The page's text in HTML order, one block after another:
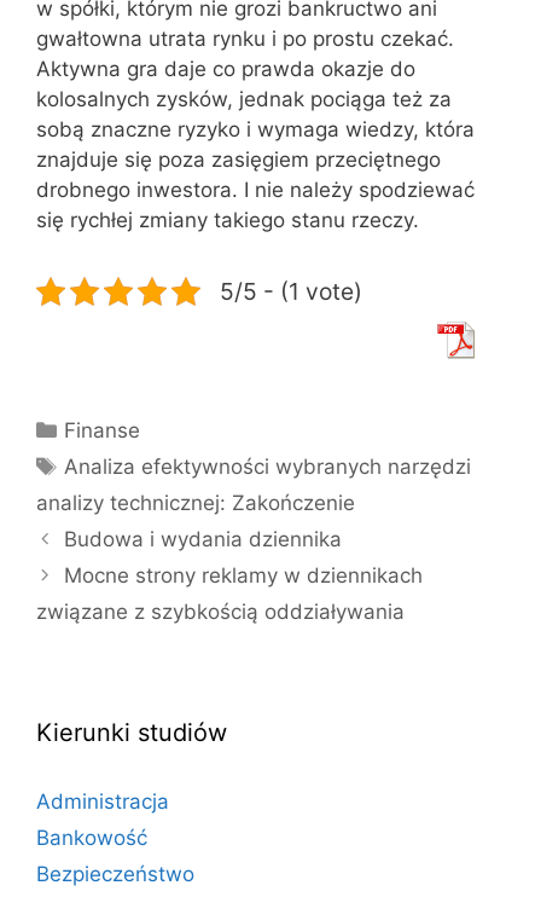
w spółki, którym nie grozi bankructwo ani
gwałtowna utrata rynku i po prostu czekać.
Aktywna gra daje co prawda okazje do
kolosalnych zysków, jednak pociąga też za
sobą znaczne ryzyko i wymaga wiedzy, która
znajduje się poza zasięgiem przeciętnego
drobnego inwestora. I nie należy spodziewać
się rychłej zmiany takiego stanu rzeczy.
5/5 - (1 vote)
Kategorie
Finanse
Tagi
Analiza efektywności wybranych narzędzi
analizy technicznej: Zakończenie
Budowa i wydania dziennika
Mocne strony reklamy w dziennikach
związane z szybkością oddziaływania
Kierunki studiów
Administracja
Bankowość
Bezpieczeństwo